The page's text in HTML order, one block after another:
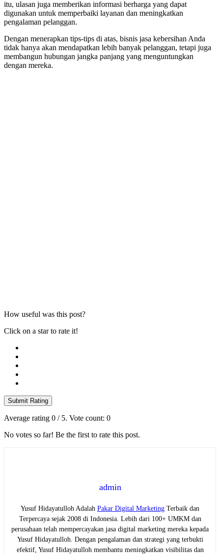
itu, ulasan juga memberikan informasi berharga yang dapat
digunakan untuk memperbaiki layanan dan meningkatkan
pengalaman pelanggan.
Dengan menerapkan tips-tips di atas, bisnis jasa kebersihan Anda
tidak hanya akan mendapatkan lebih banyak pelanggan, tetapi juga
membangun hubungan jangka panjang yang menguntungkan
dengan mereka.
How useful was this post?
Click on a star to rate it!
Submit Rating
Average rating 0 / 5. Vote count: 0
No votes so far! Be the first to rate this post.
admin
Yusuf Hidayatulloh Adalah Pakar Digital Marketing Terbaik dan
Terpercaya sejak 2008 di Indonesia. Lebih dari 100+ UMKM dan
perusahaan telah mempercayakan jasa digital marketing mereka kepada
Yusuf Hidayatulloh. Dengan pengalaman dan strategi yang terbukti
efektif, Yusuf Hidayatulloh membantu meningkatkan visibilitas dan